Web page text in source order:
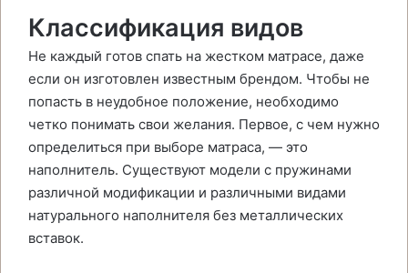
Классификация видов
Не каждый готов спать на жестком матрасе, даже
если он изготовлен известным брендом. Чтобы не
попасть в неудобное положение, необходимо
четко понимать свои желания. Первое, с чем нужно
определиться при выборе матраса, — это
наполнитель. Существуют модели с пружинами
различной модификации и различными видами
натурального наполнителя без металлических
вставок.